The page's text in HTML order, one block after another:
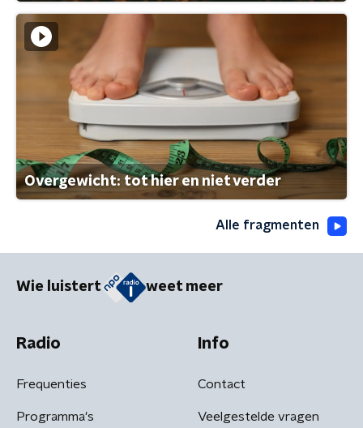
Overgewicht: tot hier en niet verder
Alle fragmenten
Wie luistert weet meer
Radio
Frequenties
Programma's
Info
Contact
Veelgestelde vragen